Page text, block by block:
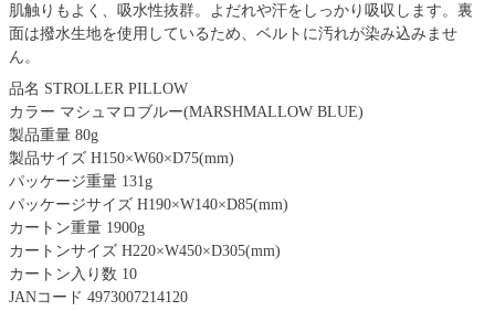
肌触りもよく、吸水性抜群。よだれや汗をしっかり吸収します。裏
面は撥水生地を使用しているため、ベルトに汚れが染み込みませ
ん。
品名 STROLLER PILLOW
カラー マシュマロブルー(MARSHMALLOW BLUE)
製品重量 80g
製品サイズ H150×W60×D75(mm)
パッケージ重量 131g
パッケージサイズ H190×W140×D85(mm)
カートン重量 1900g
カートンサイズ H220×W450×D305(mm)
カートン入り数 10
JANコード 4973007214120